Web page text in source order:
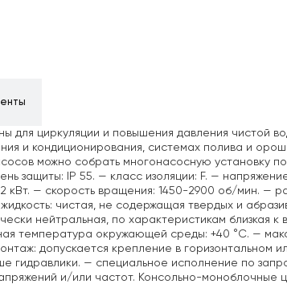
для циркуляции и повышения давления чистой
и кондиционирования, системах полива и
можно собрать многонасосную установку
защиты: IP 55. — класс изоляции: F. —
кВт. — скорость вращения: 1450-2900 об/мин. —
чистая, не содержащая твердых и
нейтральная, по характеристикам близкая к
температура окружающей среды: +40 °C. —
допускается крепление в горизонтальном
гидравлики. — специальное исполнение по
и/или частот. Консольно-моноблочные